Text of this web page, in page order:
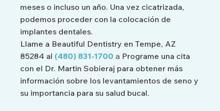
meses o incluso un año. Una vez cicatrizada,
podemos proceder con la colocación de
implantes dentales.
Llame a Beautiful Dentistry en Tempe, AZ
85284 al (480) 831-1700 a Programe una cita
con el Dr. Martin Sobieraj para obtener más
información sobre los levantamientos de seno y
su importancia para su salud bucal.